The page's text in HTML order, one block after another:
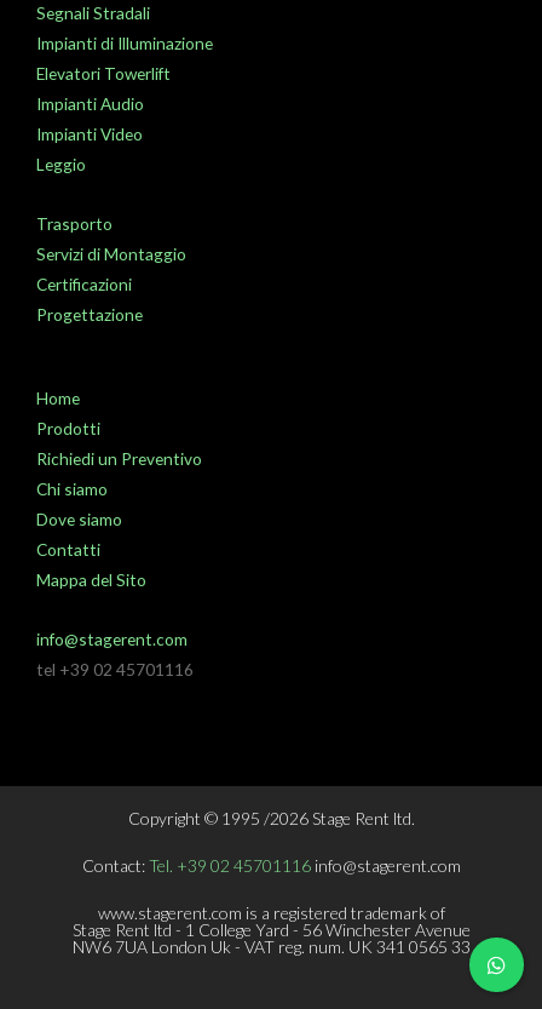
Segnali Stradali
Impianti di Illuminazione
Elevatori Towerlift
Impianti Audio
Impianti Video
Leggio
Trasporto
Servizi di Montaggio
Certificazioni
Progettazione
Home
Prodotti
Richiedi un Preventivo
Chi siamo
Dove siamo
Contatti
Mappa del Sito
info@stagerent.com
tel +39 02 45701116
Copyright © 1995 /2026 Stage Rent ltd.
Contact:Tel. +39 02 45701116 info@stagerent.com
www.stagerent.com is a registered trademark of
Stage Rent ltd - 1 College Yard - 56 Winchester Avenue
NW6 7UA London Uk - VAT reg. num. UK 341 0565 33